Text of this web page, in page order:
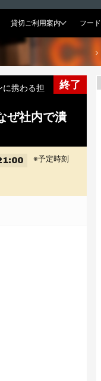
貸切ご利用案内 フード
終了
携わる担
ぜ社内で潰
※予定時刻